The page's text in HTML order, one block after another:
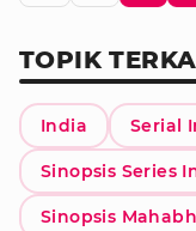
TOPIK
India Serial
Sinopsis Series
Sinopsis